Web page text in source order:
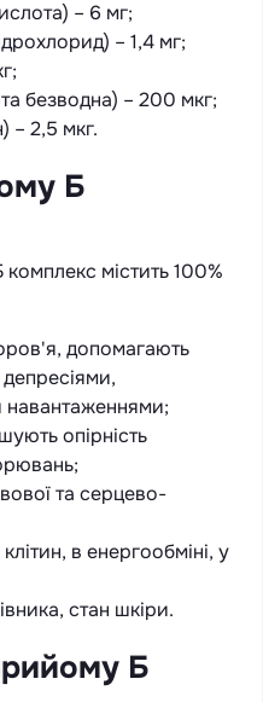
– 6 мг;
– 1,4 мг;
безводна) – 200 мкг;
– 2,5 мкг.
Б
містить 100%
допомагають
опірність
та серцево-
в енергообміні, у
стан шкіри.
Б